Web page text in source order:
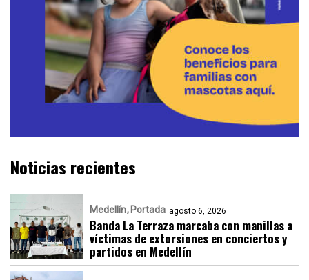
Noticias recientes
Medellín Portada agosto 6, 2026
Banda La Terraza marcaba con manillas a
víctimas de extorsiones en conciertos y
partidos en Medellín